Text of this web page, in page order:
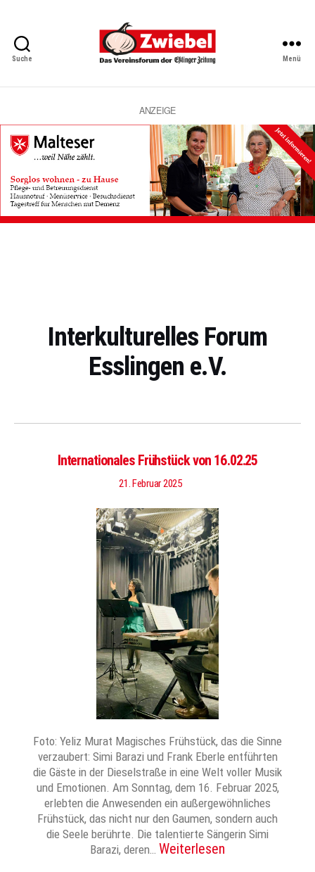
Suche
Vereinsforum
Eßlinger
Zeitung
Menü
ANZEIGE
Interkulturelles Forum
Esslingen e.V.
Internationales Frühstück von 16.02.25
21. Februar 2025
Foto: Yeliz Murat Magisches Frühstück, das die Sinne
verzaubert: Simi Barazi und Frank Eberle entführten
die Gäste in der Dieselstraße in eine Welt voller Musik
und Emotionen. Am Sonntag, dem 16. Februar 2025,
erlebten die Anwesenden ein außergewöhnliches
Frühstück, das nicht nur den Gaumen, sondern auch
die Seele berührte. Die talentierte Sängerin Simi
Barazi, deren… Weiterlesen